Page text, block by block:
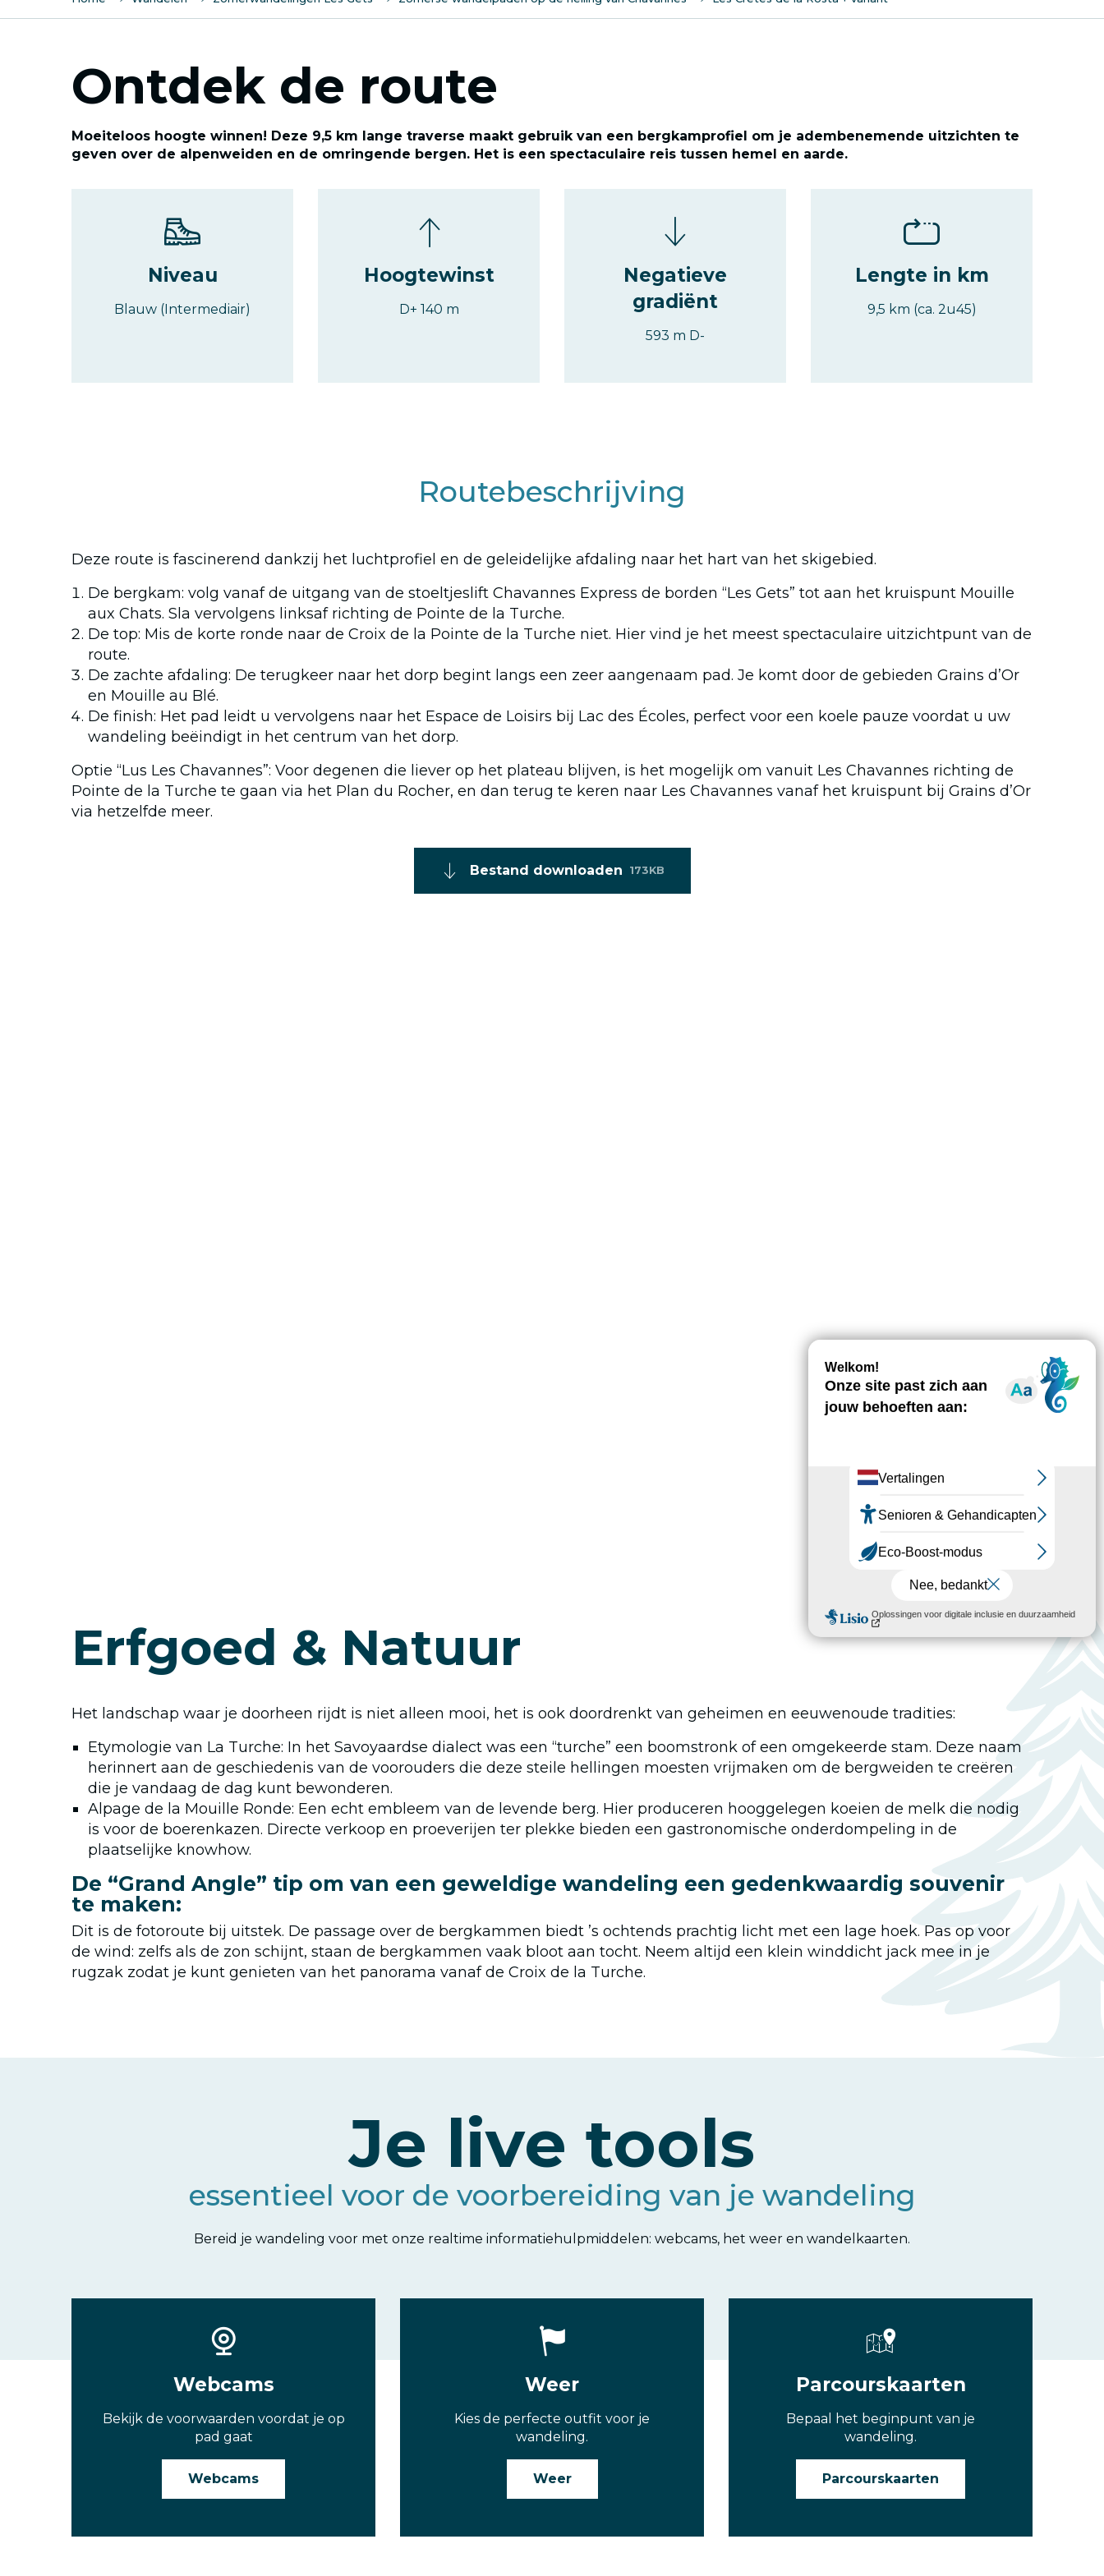
Ontdek de route
Moeiteloos hoogte winnen! Deze 9,5 km lange traverse maakt gebruik van een bergkamprofiel om je adembenemende uitzichten te
geven over de alpenweiden en de omringende bergen. Het is een spectaculaire reis tussen hemel en aarde.
Niveau
Blauw (Intermediair)
Hoogtewinst
D+ 140 m
Negatieve
gradiënt
593 m D-
Lengte in km
9,5 km (ca. 2u45)
Routebeschrijving
Deze route is fascinerend dankzij het luchtprofiel en de geleidelijke afdaling naar het hart van het skigebied.
De bergkam: volg vanaf de uitgang van de stoeltjeslift Chavannes Express de borden “Les Gets” tot aan het kruispunt Mouille
aux Chats. Sla vervolgens linksaf richting de Pointe de la Turche.
De top: Mis de korte ronde naar de Croix de la Pointe de la Turche niet. Hier vind je het meest spectaculaire uitzichtpunt van de
route.
De zachte afdaling: De terugkeer naar het dorp begint langs een zeer aangenaam pad. Je komt door de gebieden Grains d’Or
en Mouille au Blé.
De finish: Het pad leidt u vervolgens naar het Espace de Loisirs bij Lac des Écoles, perfect voor een koele pauze voordat u uw
wandeling beëindigt in het centrum van het dorp.
Optie “Lus Les Chavannes”: Voor degenen die liever op het plateau blijven, is het mogelijk om vanuit Les Chavannes richting de
Pointe de la Turche te gaan via het Plan du Rocher, en dan terug te keren naar Les Chavannes vanaf het kruispunt bij Grains d’Or
via hetzelfde meer.
Bestand downloaden 173KB
Erfgoed & Natuur
Het landschap waar je doorheen rijdt is niet alleen mooi, het is ook doordrenkt van geheimen en eeuwenoude tradities:
Etymologie van La Turche: In het Savoyaardse dialect was een “turche” een boomstronk of een omgekeerde stam. Deze naam
herinnert aan de geschiedenis van de voorouders die deze steile hellingen moesten vrijmaken om de bergweiden te creëren
die je vandaag de dag kunt bewonderen.
Alpage de la Mouille Ronde: Een echt embleem van de levende berg. Hier produceren hooggelegen koeien de melk die nodig
is voor de boerenkazen. Directe verkoop en proeverijen ter plekke bieden een gastronomische onderdompeling in de
plaatselijke knowhow.
De “Grand Angle” tip om van een geweldige wandeling een gedenkwaardig souvenir
te maken:
Dit is de fotoroute bij uitstek. De passage over de bergkammen biedt ’s ochtends prachtig licht met een lage hoek. Pas op voor
de wind: zelfs als de zon schijnt, staan de bergkammen vaak bloot aan tocht. Neem altijd een klein winddicht jack mee in je
rugzak zodat je kunt genieten van het panorama vanaf de Croix de la Turche.
Je live tools
essentieel voor de voorbereiding van je wandeling
Bereid je wandeling voor met onze realtime informatiehulpmiddelen: webcams, het weer en wandelkaarten.
Webcams
Bekijk de voorwaarden voordat je op
pad gaat
Webcams
Weer
Kies de perfecte outfit voor je
wandeling.
Weer
Parcourskaarten
Bepaal het beginpunt van je
wandeling.
Parcourskaarten